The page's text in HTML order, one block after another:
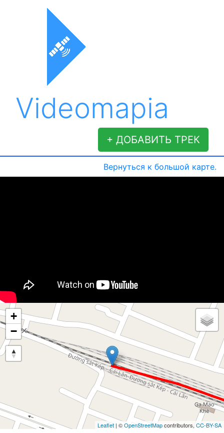
Videomapia
+ ДОБАВИТЬ ТРЕК
Вернуться к большой карте.
+
−
Leaflet | ©OpenStreetMapcontributors, CC-BY-SA